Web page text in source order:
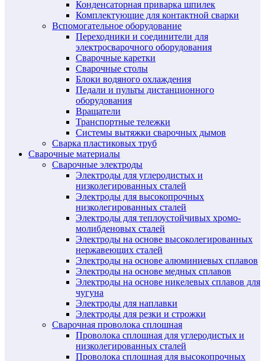
Конденсаторная приварка шпилек
Комплектующие для контактной сварки
Вспомогательное оборудование
Переходники и соединители для
электросварочного оборудования
Сварочные каретки
Сварочные столы
Блоки водяного охлаждения
Педали и пульты дистанционного
оборудования
Вращатели
Транспортные тележки
Системы вытяжки сварочных дымов
Сварка пластиковых труб
Сварочные материалы
Сварочные электроды
Электроды для углеродистых и
низколегированных сталей
Электроды для высокопрочных
низколегированных сталей
Электроды для теплоустойчивых хромо-
молибденовых сталей
Электроды на основе высоколегированных
нержавеющих сталей
Электроды на основе алюминиевых сплавов
Электроды на основе медных сплавов
Электроды на основе никелевых сплавов для
чугуна
Электроды для наплавки
Электроды для резки и строжки
Сварочная проволока сплошная
Проволока сплошная для углеродистых и
низколегированных сталей
Проволока сплошная для высокопрочных